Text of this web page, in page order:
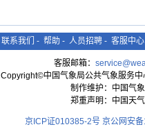
联系我们 - 帮助 - 人员招聘 - 客服中心
客服邮箱：
Copyright©中国气象局公共气象服务
制作维护：中国气
郑重声明：中国天
京ICP证010385-2号 京公网安